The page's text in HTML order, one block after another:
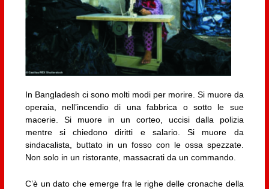
In Bangladesh ci sono molti modi per morire. Si muore da
operaia, nell’incendio di una fabbrica o sotto le sue
macerie. Si muore in un corteo, uccisi dalla polizia
mentre si chiedono diritti e salario. Si muore da
sindacalista, buttato in un fosso con le ossa spezzate.
Non solo in un ristorante, massacrati da un commando.
C’è un dato che emerge fra le righe delle cronache della